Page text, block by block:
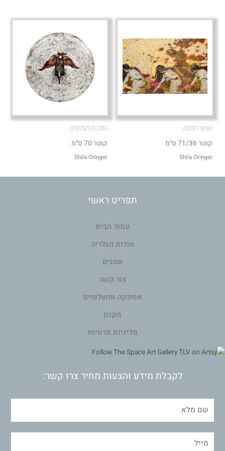
נשים רוכנות
קוטר 71/36 ס״מ
Shila Oringer
הולכת לעולמים
קוטר 70 ס״מ
Shila Oringer
תפריט ראשי
עמוד הבית
אודות הגלריה
אמנים
צור קשר
אספקה ומשלוחים
תקנון
מדיניות פרטיות
לקבלת מידע והצעות מחיר צרו קשר: